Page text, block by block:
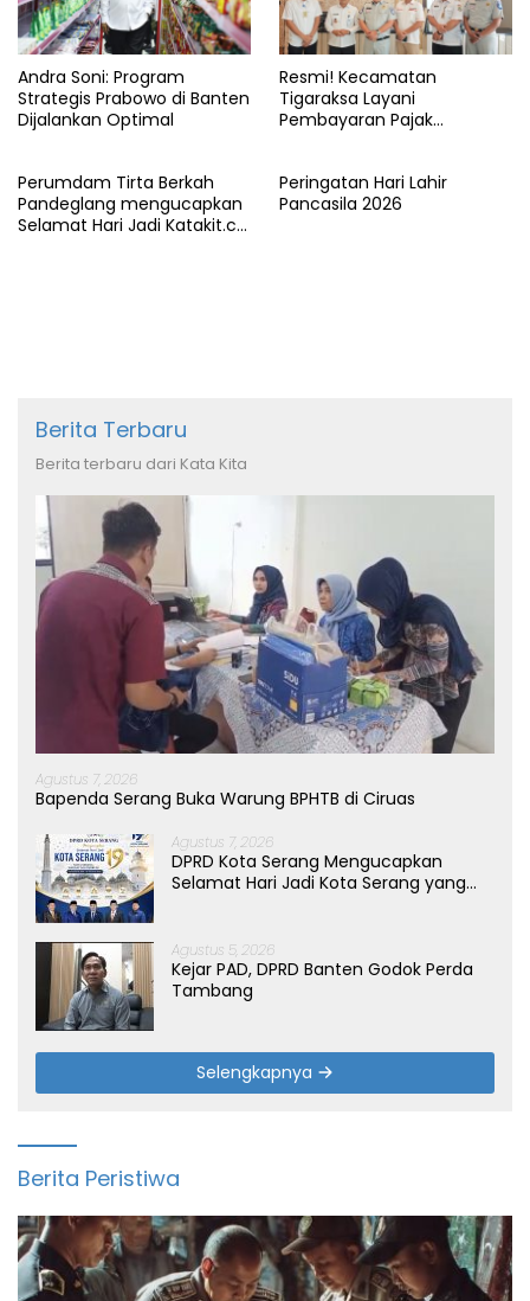
Andra Soni: Program
Strategis Prabowo di Banten
Dijalankan Optimal
Resmi! Kecamatan
Tigaraksa Layani
Pembayaran Pajak
Perumdam Tirta Berkah
Pandeglang mengucapkan
Selamat Hari Jadi Katakit.co
Peringatan Hari Lahir
Pancasila 2026
Berita Terbaru
Berita terbaru dari Kata Kita
Agustus 7, 2026
Bapenda Serang Buka Warung BPHTB di Ciruas
Agustus 7, 2026
DPRD Kota Serang Mengucapkan
Selamat Hari Jadi Kota Serang yang
Agustus 5, 2026
Kejar PAD, DPRD Banten Godok Perda
Tambang
Selengkapnya
Berita Peristiwa